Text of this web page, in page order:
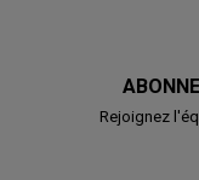
Rejoignez